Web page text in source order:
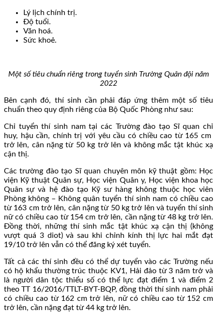
Lý lịch chính trị.
Độ tuổi.
Văn hoá.
Sức khoẻ.
Một số tiêu chuẩn riêng trong tuyển sinh Trường Quân đội năm
2022
Bên cạnh đó, thí sinh cần phải đáp ứng thêm một số tiêu
chuẩn theo quy định riêng của Bộ Quốc Phòng như sau:
Chỉ tuyển thí sinh nam tại các Trường đào tạo Sĩ quan chỉ
huy, hậu cần, chính trị với yêu cầu có chiều cao từ 165 cm
trở lên, cân nặng từ 50 kg trở lên và không mắc tật khúc xạ
cận thị.
Các trường đào tạo Sĩ quan chuyên môn kỹ thuật gồm: Học
viện Kỹ thuật Quân sự, Học viện Quân y, Học viện khoa học
Quân sự và hệ đào tạo Kỹ sư hàng không thuộc học viên
Phòng không – Không quân tuyển thí sinh nam có chiều cao
từ 163 cm trở lên, cân nặng từ 50 kg trở lên và tuyển thí sinh
nữ có chiều cao từ 154 cm trở lên, cần nặng từ 48 kg trở lên.
Đồng thời, những thí sinh mắc tật khúc xạ cận thị (không
vượt quá 3 diot) và sau khi chỉnh kính thị lực hai mắt đạt
19/10 trở lên vẫn có thể đăng ký xét tuyển.
Tất cả các thí sinh đều có thể dự tuyển vào các Trường nếu
có hộ khẩu thường trúc thuộc KV1, Hải đảo từ 3 năm trở và
là người dân tộc thiểu số có thể lực đạt điểm 1 và điểm 2
theo TT 16/2016/TTLT-BYT-BQP, đồng thời thí sinh nam phải
có chiều cao từ 162 cm trở lên, nữ có chiều cao từ 152 cm
trở lên, cần nặng đạt từ 44 kg trở lên.